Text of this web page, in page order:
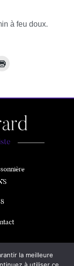
à feu doux.
la meilleure